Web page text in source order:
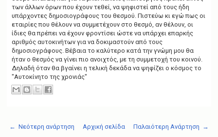
των άλλων όρων που έχουν τεθεί, να ψηφιστεί από τους ήδη
υπάρχοντες δημοσιογράφους του θεσμού. Πιστεύω κι εγώ πως οι
εταιρίες που θέλουν να συμμετέχουν στο θεσμό, αν θέλουν, οι
ίδιες θα πρέπει να έχουν φροντίσει ώστε να υπάρχει επαρκής
αριθμός αυτοκινήτων για να δοκιμαστούν από τους
δημοσιογράφους. Βέβαια το καλύτερο κατά την γνώμη μου θα
ήταν ο θεσμός να γίνει πιο ανοιχτός, με τη συμμετοχή του κοινού.
Δηλαδή όταν θα βγαίνει η τελική δεκάδα να ψηφίζει ο κόσμος το
"Αυτοκίνητο της χρονιάς"
← Νεότερη ανάρτηση Παλαιότερη Ανάρτηση →
Αρχική σελίδα